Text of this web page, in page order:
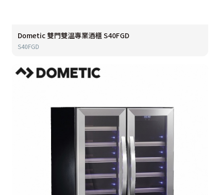
Dometic 雙門雙溫專業酒櫃 S40FGD
S40FGD